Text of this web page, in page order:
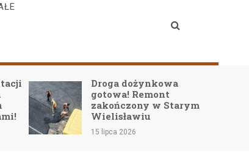
Droga dożynkowa
gotowa! Remont
zakończony w Starym
Wielisławiu
15 lipca 2026